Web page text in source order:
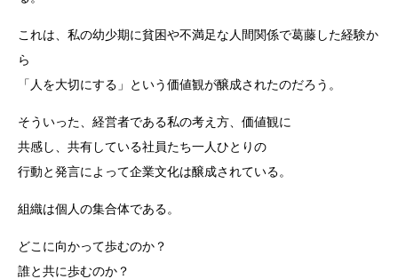
これは、私の幼少期に貧困や不満足な人間関係で葛藤した経験か
ら
「人を大切にする」という価値観が醸成されたのだろう。
そういった、経営者である私の考え方、価値観に
共感し、共有している社員たち一人ひとりの
行動と発言によって企業文化は醸成されている。
組織は個人の集合体である。
どこに向かって歩むのか？
誰と共に歩むのか？